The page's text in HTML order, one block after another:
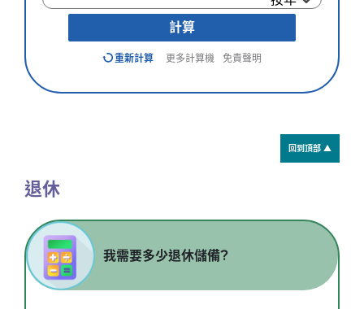
計算
重新計算 更多計算機 免責聲明
回到頂部 ▲
退休
我需要多少退休儲備?